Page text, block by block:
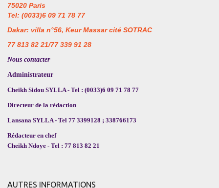
75020 Paris
Tel: (0033)6 09 71 78 77
Dakar: villa n°56, Keur Massar cité SOTRAC
77 813 82 21/77 339 91 28
Nous contacter
Administrateur
Cheikh Sidou SYLLA - Tel : (0033)6 09 71 78 77
Directeur de la rédaction
Lansana SYLLA - Tel 77 3399128 ; 338766173
Rédacteur en chef
Cheikh Ndoye - Tel : 77 813 82 21
AUTRES INFORMATIONS